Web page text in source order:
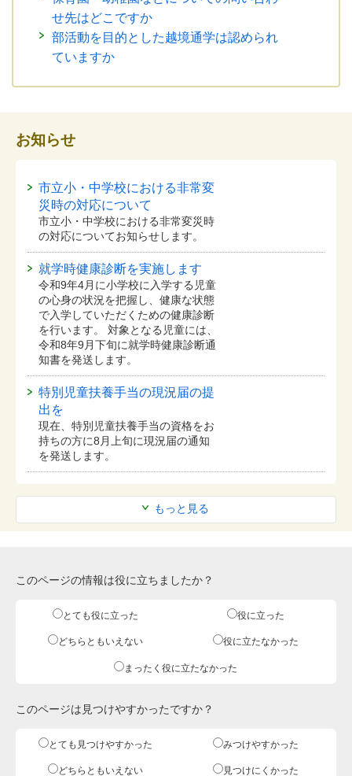
せ先はどこですか
部活動を目的とした越境通学は認められ
ていますか
お知らせ
もっと見る
市立小・中学校における非常変
災時の対応について
市立小・中学校における非常変災時
の対応についてお知らせします。
就学時健康診断を実施します
令和9年4月に小学校に入学する児童
の心身の状況を把握し、健康な状態
で入学していただくための健康診断
を行います。 対象となる児童には、
令和8年9月下旬に就学時健康診断通
知書を発送します。
特別児童扶養手当の現況届の提
出を
現在、特別児童扶養手当の資格をお
持ちの方に8月上旬に現況届の通知
を発送します。
このページの情報は役に立ちましたか？
とても役に立った 役に立った
どちらともいえない 役に立たなかった
まったく役に立たなかった
このページは見つけやすかったですか？
とても見つけやすかった みつけやすかった
どちらともいえない 見つけにくかった